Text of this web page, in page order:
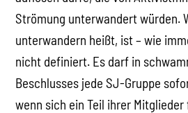
Strömung unterwandert würden.
unterwandern heißt, ist – wie
nicht definiert. Es darf in
Beschlusses jede SJ-Gruppe
wenn sich ein Teil ihrer